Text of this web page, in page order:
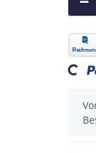
Loading...